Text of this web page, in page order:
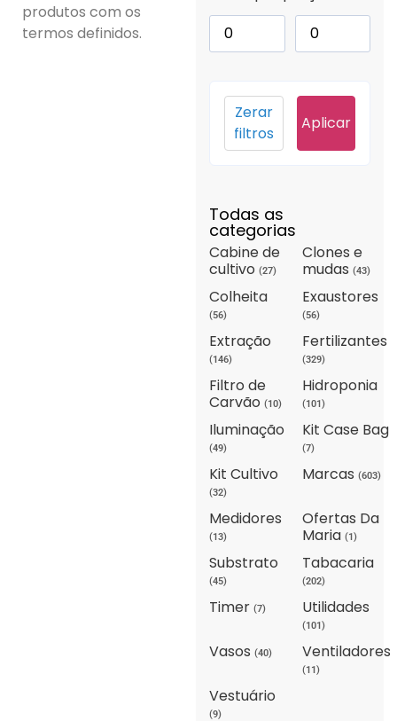
Aplicar
Zerar
filtros
Todas as
categorias
Cabine de
cultivo(27)
Clones e
mudas(43)
Colheita
(56)
Exaustores
(56)
Extração
(146)
Fertilizantes
(329)
Filtro de
Carvão(10)
Hidroponia
(101)
Iluminação
(49)
Kit Case Bag
(7)
Kit Cultivo
(32)
Marcas(603)
Medidores
(13)
Ofertas Da
Maria(1)
Substrato
(45)
Tabacaria
(202)
Timer(7) Utilidades
(101)
Vasos(40) Ventiladores
(11)
Vestuário
(9)
produtos com os
termos definidos.